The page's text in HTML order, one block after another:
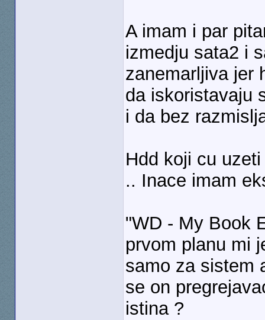
A imam i par
izmedju sata2 i
zanemarljiva jer
da iskoristavaju
i da bez
Hdd koji cu
.. Inace imam
"WD - My Book
prvom planu mi
samo za sistem
se on
istina ?